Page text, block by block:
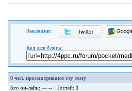
Закладки:
Код для блога:
0 чел. просматривают эту тему
Кто он-лайн: — -- · Гостей: 1